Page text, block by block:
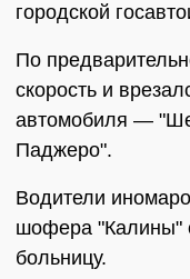
городской
По
скорость и
автомобиля —
Паджеро".
Водители
шофера "Калины"
больницу.